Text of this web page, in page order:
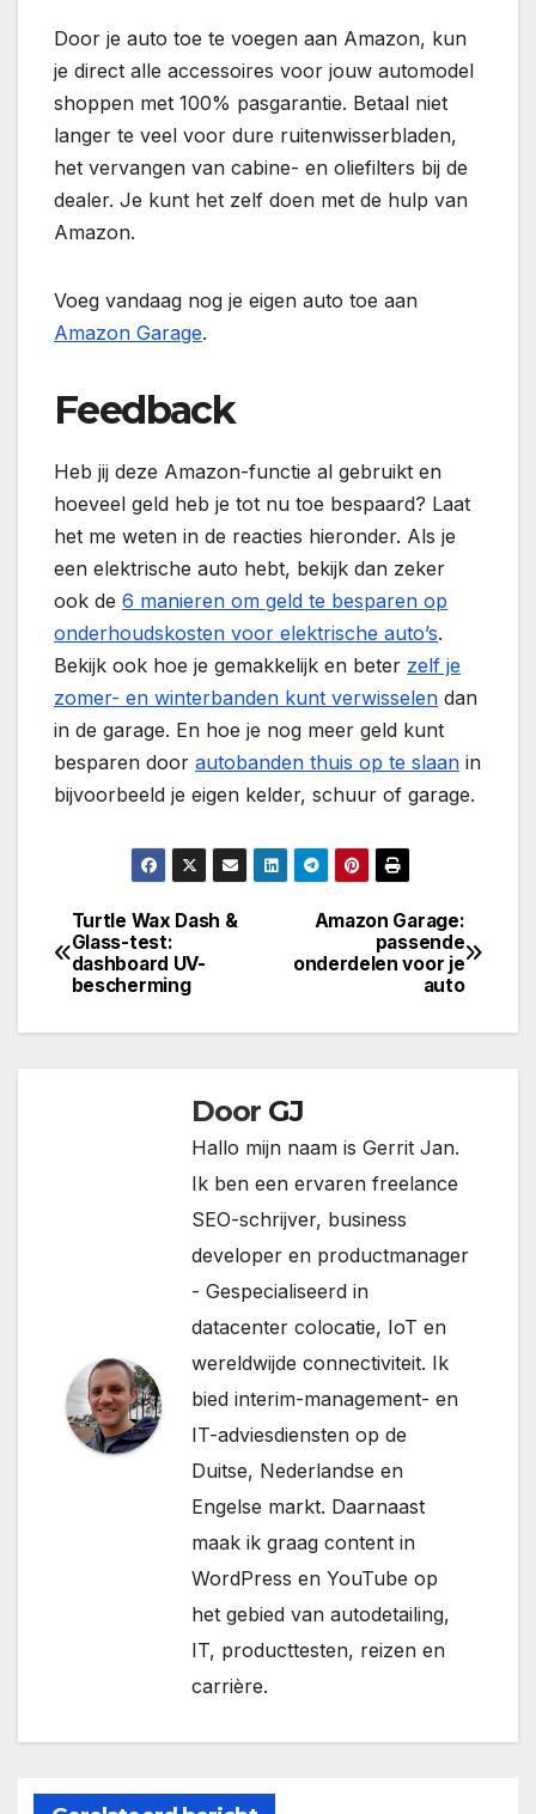
Door je auto toe te voegen aan Amazon, kun
je direct alle accessoires voor jouw automodel
shoppen met 100% pasgarantie. Betaal niet
langer te veel voor dure ruitenwisserbladen,
het vervangen van cabine- en oliefilters bij de
dealer. Je kunt het zelf doen met de hulp van
Amazon.
Voeg vandaag nog je eigen auto toe aan
Amazon Garage.
Feedback
Heb jij deze Amazon-functie al gebruikt en
hoeveel geld heb je tot nu toe bespaard? Laat
het me weten in de reacties hieronder. Als je
een elektrische auto hebt, bekijk dan zeker
ook de 6 manieren om geld te besparen op
onderhoudskosten voor elektrische auto’s.
Bekijk ook hoe je gemakkelijk en beter zelf je
zomer- en winterbanden kunt verwisselen dan
in de garage. En hoe je nog meer geld kunt
besparen door autobanden thuis op te slaan in
bijvoorbeeld je eigen kelder, schuur of garage.
Bericht
navigatie
Amazon Garage:
passende
onderdelen voor je
auto
Turtle Wax Dash &
Glass-test:
dashboard UV-
bescherming
Door GJ
Hallo mijn naam is Gerrit Jan.
Ik ben een ervaren freelance
SEO-schrijver, business
developer en productmanager
- Gespecialiseerd in
datacenter colocatie, IoT en
wereldwijde connectiviteit. Ik
bied interim-management- en
IT-adviesdiensten op de
Duitse, Nederlandse en
Engelse markt. Daarnaast
maak ik graag content in
WordPress en YouTube op
het gebied van autodetailing,
IT, producttesten, reizen en
carrière.